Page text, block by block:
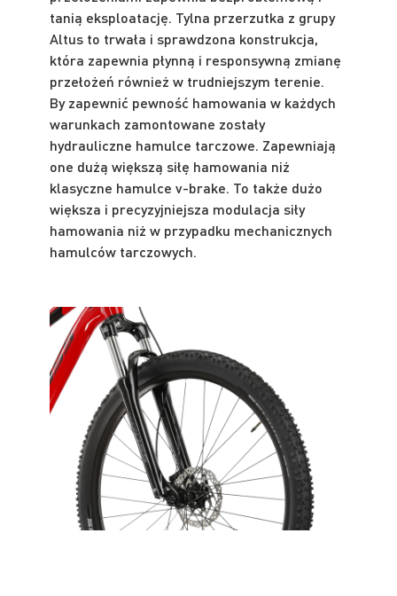
tanią eksploatację. Tylna przerzutka z grupy
Altus to trwała i sprawdzona konstrukcja,
która zapewnia płynną i responsywną zmianę
przełożeń również w trudniejszym terenie.
By zapewnić pewność hamowania w każdych
warunkach zamontowane zostały
hydrauliczne hamulce tarczowe. Zapewniają
one dużą większą siłę hamowania niż
klasyczne hamulce v-brake. To także dużo
większa i precyzyjniejsza modulacja siły
hamowania niż w przypadku mechanicznych
hamulców tarczowych.